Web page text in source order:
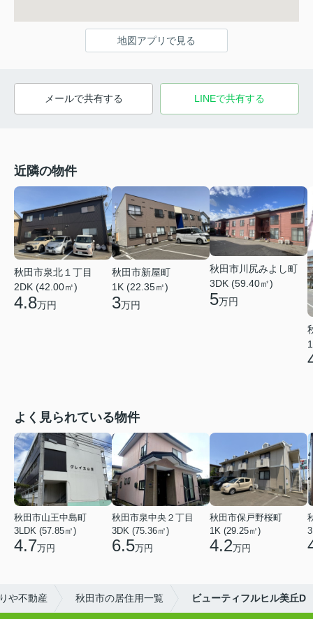
地図アプリで見る
メールで共有する LINEで共有する
近隣の物件
秋田市泉北１丁目
2DK (42.00㎡)
4.8万円
秋田市新屋町
1K (22.35㎡)
3万円
秋田市川尻みよし町
3DK (59.40㎡)
5万円
よく見られている物件
秋田市山王中島町
3LDK (57.85㎡)
4.7万円
秋田市泉中央２丁目
3DK (75.36㎡)
6.5万円
秋田市保戸野桜町
1K (29.25㎡)
4.2万円
や不動産 秋田市の居住用一覧 ビューティフルヒル美丘D